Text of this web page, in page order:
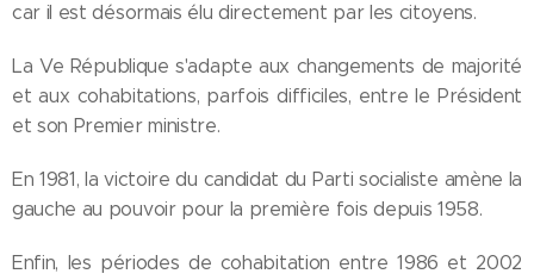
car il est désormais élu directement par les citoyens.
La Ve République s'adapte aux changements de majorité
et aux cohabitations, parfois difficiles, entre le Président
et son Premier ministre.
En 1981, la victoire du candidat du Parti socialiste amène la
gauche au pouvoir pour la première fois depuis 1958.
Enfin, les périodes de cohabitation entre 1986 et 2002